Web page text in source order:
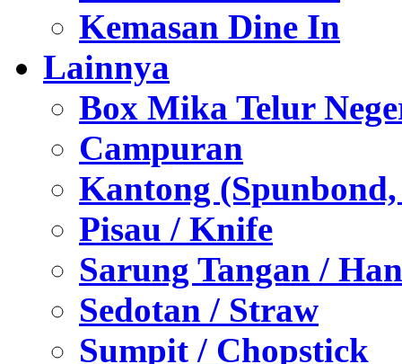
Kemasan Dine In
Lainnya
Box Mika Telur
Campuran
Kantong
Pisau / Knife
Sarung Tangan /
Sedotan / Straw
Sumpit / Chopstick